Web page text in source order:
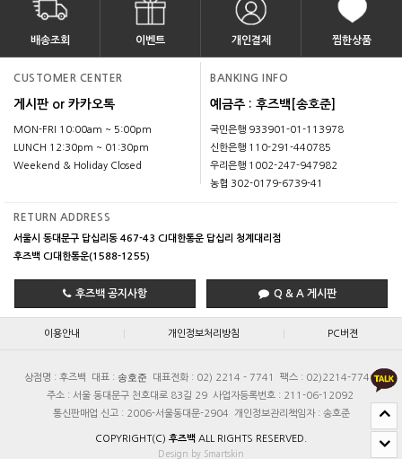
배송조회 이벤트 개인결제 찜한상품
CUSTOMER CENTER
게시판 or 카카오톡
MON-FRI 10:00am ~ 5:00pm
LUNCH 12:30pm ~ 01:30pm
Weekend & Holiday Closed
BANKING INFO
예금주 : 후즈백[송호준]
국민은행 933901-01-113978
신한은행 110-291-440785
우리은행 1002-247-947982
농협 302-0179-6739-41
RETURN ADDRESS
서울시 동대문구 답십리동 467-43 CJ대한통운 답십리 청계대리점
후즈백 CJ대한통운(1588-1255)
후즈백 공지사항 Q & A 게시판
이용안내 | 개인정보처리방침 | PC버젼
상점명 : 후즈백 대표 : 송호준 대표전화 : 02) 2214 - 7741
팩스 : 02)2214-7740
주소 : 서울 동대문구 천호대로 83길 29 사업자등록번호 : 211-06-12092
통신판매업 신고 : 2006-서울동대문-2904
개인정보관리책임자 : 송호준
COPYRIGHT(C) 후즈백 ALL RIGHTS RESERVED.